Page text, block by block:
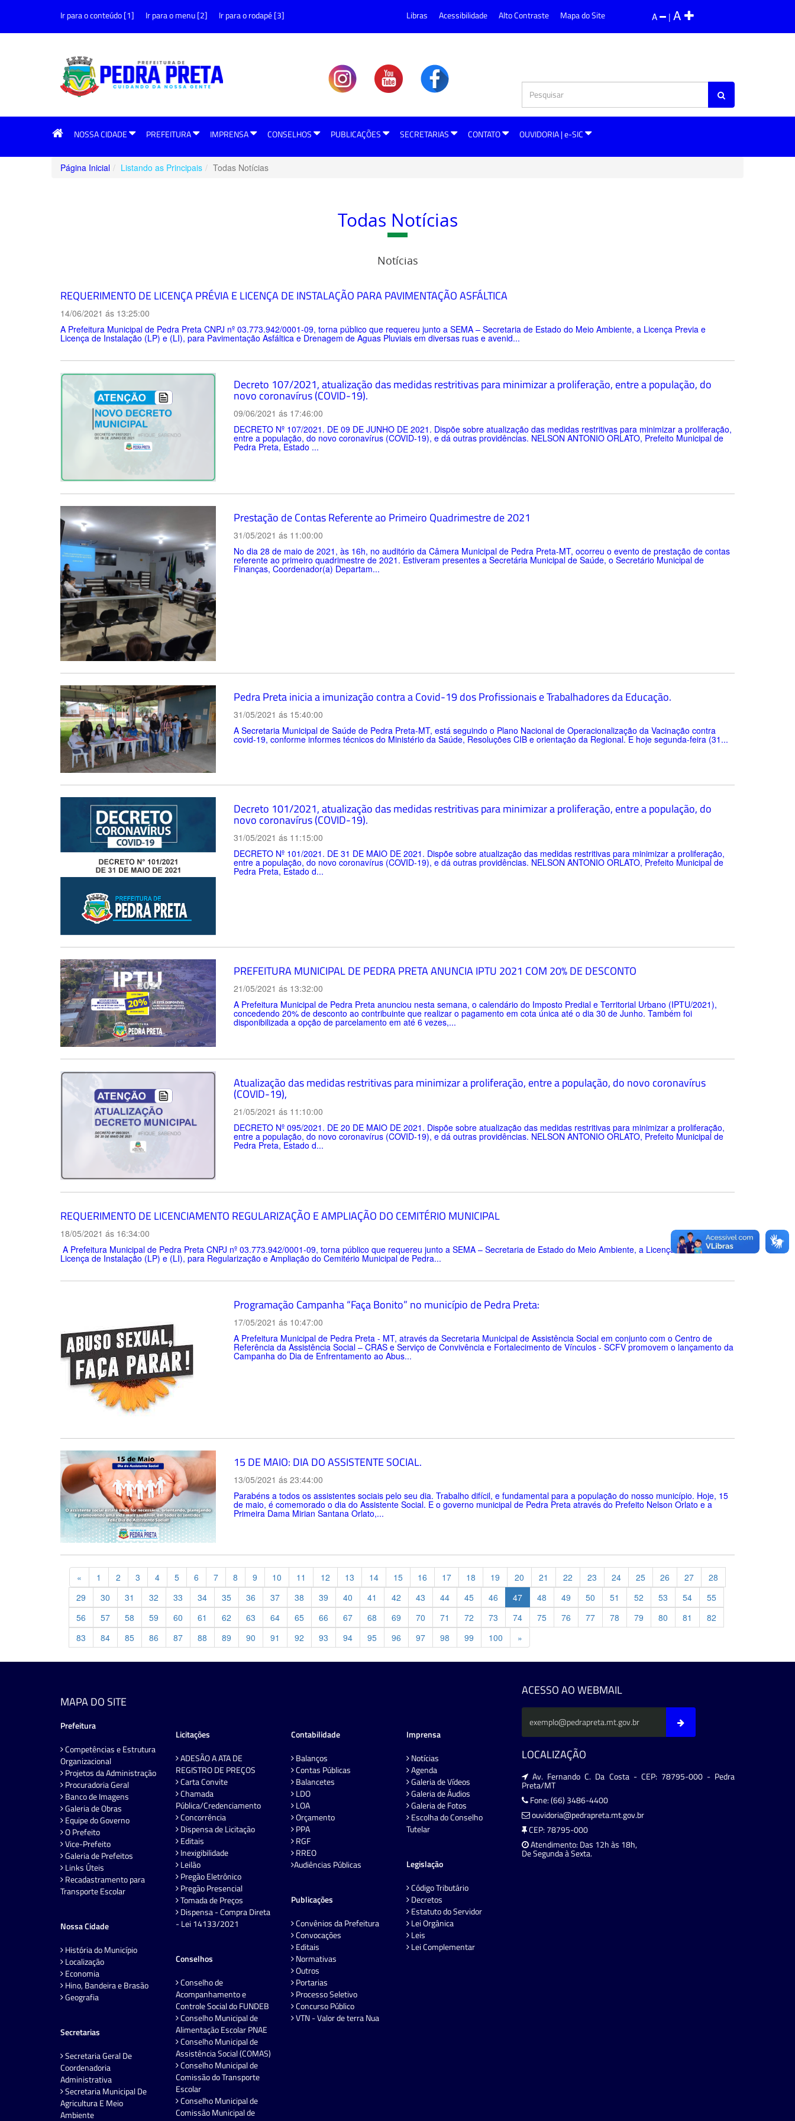
Ir para o conteúdo [1] Ir para o menu [2] Ir para o rodapé [3] A | A
Libras Acessibilidade Alto Contraste Mapa do Site
NOSSA CIDADE PREFEITURA IMPRENSA CONSELHOS PUBLICAÇÕES SECRETARIAS CONTATO OUVIDORIA | e-SIC
Página Inicial Listando as Principais Todas Notícias
Todas Notícias
Notícias
REQUERIMENTO DE LICENÇA PRÉVIA E LICENÇA DE INSTALAÇÃO PARA PAVIMENTAÇÃO ASFÁLTICA
14/06/2021 ás 13:25:00
A Prefeitura Municipal de Pedra Preta CNPJ nº 03.773.942/0001-09, torna público que requereu junto a SEMA – Secretaria de Estado do Meio Ambiente, a Licença Previa e
Licença de Instalação (LP) e (LI), para Pavimentação Asfáltica e Drenagem de Aguas Pluviais em diversas ruas e avenid...
Decreto 107/2021, atualização das medidas restritivas para minimizar a proliferação, entre a população, do
novo coronavírus (COVID-19).
09/06/2021 ás 17:46:00
DECRETO Nº 107/2021. DE 09 DE JUNHO DE 2021. Dispõe sobre atualização das medidas restritivas para minimizar a proliferação,
entre a população, do novo coronavírus (COVID-19), e dá outras providências. NELSON ANTONIO ORLATO, Prefeito Municipal de
Pedra Preta, Estado ...
Prestação de Contas Referente ao Primeiro Quadrimestre de 2021
31/05/2021 ás 11:00:00
No dia 28 de maio de 2021, às 16h, no auditório da Câmera Municipal de Pedra Preta-MT, ocorreu o evento de prestação de contas
referente ao primeiro quadrimestre de 2021. Estiveram presentes a Secretária Municipal de Saúde, o Secretário Municipal de
Finanças, Coordenador(a) Departam...
Pedra Preta inicia a imunização contra a Covid-19 dos Profissionais e Trabalhadores da Educação.
31/05/2021 ás 15:40:00
A Secretaria Municipal de Saúde de Pedra Preta-MT, está seguindo o Plano Nacional de Operacionalização da Vacinação contra
covid-19, conforme informes técnicos do Ministério da Saúde, Resoluções CIB e orientação da Regional. E hoje segunda-feira (31...
Decreto 101/2021, atualização das medidas restritivas para minimizar a proliferação, entre a população, do
novo coronavírus (COVID-19).
31/05/2021 ás 11:15:00
DECRETO Nº 101/2021. DE 31 DE MAIO DE 2021. Dispõe sobre atualização das medidas restritivas para minimizar a proliferação,
entre a população, do novo coronavírus (COVID-19), e dá outras providências. NELSON ANTONIO ORLATO, Prefeito Municipal de
Pedra Preta, Estado d...
PREFEITURA MUNICIPAL DE PEDRA PRETA ANUNCIA IPTU 2021 COM 20% DE DESCONTO
21/05/2021 ás 13:32:00
A Prefeitura Municipal de Pedra Preta anunciou nesta semana, o calendário do Imposto Predial e Territorial Urbano (IPTU/2021),
concedendo 20% de desconto ao contribuinte que realizar o pagamento em cota única até o dia 30 de Junho. Também foi
disponibilizada a opção de parcelamento em até 6 vezes,...
Atualização das medidas restritivas para minimizar a proliferação, entre a população, do novo coronavírus
(COVID-19),
21/05/2021 ás 11:10:00
DECRETO Nº 095/2021. DE 20 DE MAIO DE 2021. Dispõe sobre atualização das medidas restritivas para minimizar a proliferação,
entre a população, do novo coronavírus (COVID-19), e dá outras providências. NELSON ANTONIO ORLATO, Prefeito Municipal de
Pedra Preta, Estado d...
REQUERIMENTO DE LICENCIAMENTO REGULARIZAÇÃO E AMPLIAÇÃO DO CEMITÉRIO MUNICIPAL
18/05/2021 ás 16:34:00
A Prefeitura Municipal de Pedra Preta CNPJ nº 03.773.942/0001-09, torna público que requereu junto a SEMA – Secretaria de Estado do Meio Ambiente, a Licença Previa e
Licença de Instalação (LP) e (LI), para Regularização e Ampliação do Cemitério Municipal de Pedra...
Programação Campanha “Faça Bonito” no município de Pedra Preta:
17/05/2021 ás 10:47:00
A Prefeitura Municipal de Pedra Preta - MT, através da Secretaria Municipal de Assistência Social em conjunto com o Centro de
Referência da Assistência Social – CRAS e Serviço de Convivência e Fortalecimento de Vínculos - SCFV promovem o lançamento da
Campanha do Dia de Enfrentamento ao Abus...
15 DE MAIO: DIA DO ASSISTENTE SOCIAL.
13/05/2021 ás 23:44:00
Parabéns a todos os assistentes sociais pelo seu dia. Trabalho difícil, e fundamental para a população do nosso município. Hoje, 15
de maio, é comemorado o dia do Assistente Social. E o governo municipal de Pedra Preta através do Prefeito Nelson Orlato e a
Primeira Dama Mirian Santana Orlato,...
« Previous
1 2 3 4 5 6 7 8 9 10 11 12 13 14 15 16 17 18 19 20 21 22 23 24 25 26 27
28
29
30 31 32 33 34 35 36 37 38 39 40 41 42 43 44 45 46 47 48 49 50 51 52 53 54
55
56
57 58 59 60 61 62 63 64 65 66 67 68 69 70 71 72 73 74 75 76 77 78 79 80 81
82
83
84 85 86 87 88 89 90 91 92 93 94 95 96 97 98 99 100 »
MAPA DO SITE
Prefeitura
Competências e Estrutura
Organizacional
Projetos da Administração
Procuradoria Geral
Banco de Imagens
Galeria de Obras
Equipe do Governo
O Prefeito
Vice-Prefeito
Galeria de Prefeitos
Links Úteis
Recadastramento para
Transporte Escolar
Nossa Cidade
História do Município
Localização
Economia
Hino, Bandeira e Brasão
Geografia
Secretarias
Secretaria Geral De
Coordenadoria
Administrativa
Secretaria Municipal De
Agricultura E Meio
Ambiente
Licitações
ADESÃO A ATA DE
REGISTRO DE PREÇOS
Carta Convite
Chamada
Pública/Credenciamento
Concorrência
Dispensa de Licitação
Editais
Inexigibilidade
Leilão
Pregão Eletrônico
Pregão Presencial
Tomada de Preços
Dispensa - Compra Direta
- Lei 14133/2021
Conselhos
Conselho de
Acompanhamento e
Controle Social do FUNDEB
Conselho Municipal de
Alimentação Escolar PNAE
Conselho Municipal de
Assistência Social (COMAS)
Conselho Municipal de
Comissão do Transporte
Escolar
Conselho Municipal de
Comissão Municipal de
Contabilidade
Balanços
Contas Públicas
Balancetes
LDO
LOA
Orçamento
PPA
RGF
RREO
Audiências Públicas
Publicações
Convênios da Prefeitura
Convocações
Editais
Normativas
Outros
Portarias
Processo Seletivo
Concurso Público
VTN - Valor de terra Nua
Imprensa
Notícias
Agenda
Galeria de Vídeos
Galeria de Áudios
Galeria de Fotos
Escolha do Conselho
Tutelar
Legislação
Código Tributário
Decretos
Estatuto do Servidor
Lei Orgânica
Leis
Lei Complementar
ACESSO AO WEBMAIL
LOCALIZAÇÃO
Av. Fernando C. Da Costa - CEP: 78795-000 - Pedra
Preta/MT
Fone: (66) 3486-4400
ouvidoria@pedrapreta.mt.gov.br
CEP: 78795-000
Atendimento: Das 12h às 18h,
De Segunda à Sexta.